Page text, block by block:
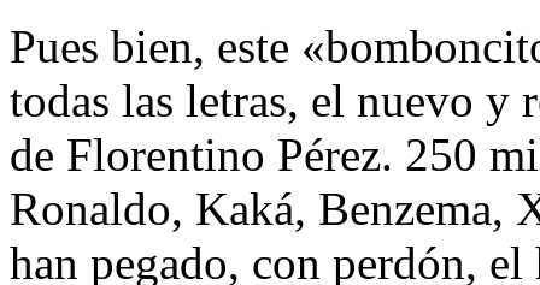
Pues bien, este
todas las letras, el nuevo
de Florentino Pérez. 250
Ronaldo, Kaká,
han pegado, con perdón,